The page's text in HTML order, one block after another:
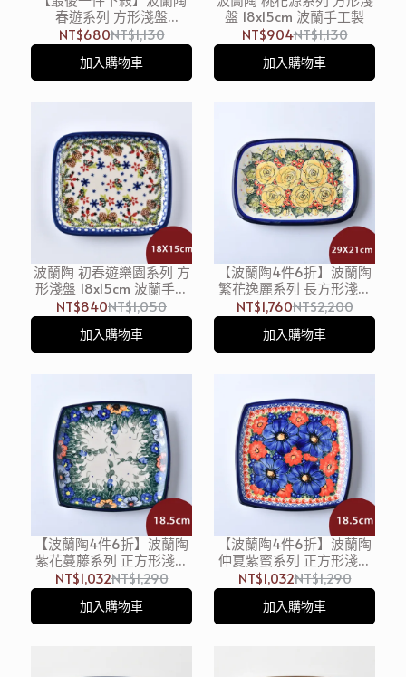
春遊系列 方形淺盤
18x15cm 波蘭手工製
NT$680NT$1,130
加入購物車
盤 18x15cm 波蘭手工製
NT$904NT$1,130
加入購物車
波蘭陶 初春遊樂園系列 方
形淺盤 18x15cm 波蘭手工
製
NT$840NT$1,050
加入購物車
【波蘭陶4件6折】波蘭陶
繁花逸麗系列 長方形淺盤
29x21cm 波蘭手工製
NT$1,760NT$2,200
加入購物車
【波蘭陶4件6折】波蘭陶
紫花蔓藤系列 正方形淺盤
18.5cm 波蘭手工製
NT$1,032NT$1,290
加入購物車
【波蘭陶4件6折】波蘭陶
仲夏紫蜜系列 正方形淺盤
18.5cm 波蘭手工製
NT$1,032NT$1,290
加入購物車